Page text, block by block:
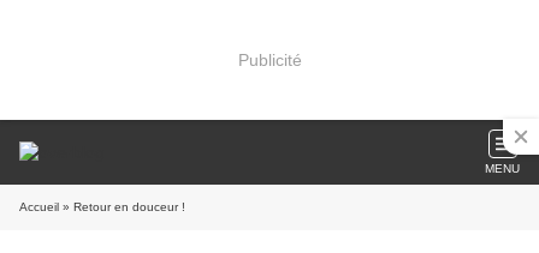
Publicité
MENU
Accueil » Retour en douceur !